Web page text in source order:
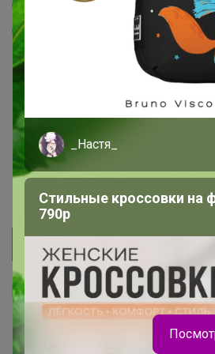
Ваш регион Красноярск?
Самое желанное
Самое быстрое
Начать зарабатывать с 24-ok
Розыгрыш - Генератор
Пульс нашего маркетплейса
Укорачиватель ссылок
_Настя_
Стильные кроссовки на
790р
Продолжая использовать этот